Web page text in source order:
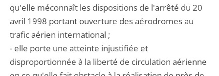
qu'elle méconnaît les dispositions de l'arrêté du 20
avril 1998 portant ouverture des aérodromes au
trafic aérien international ;
- elle porte une atteinte injustifiée et
disproportionnée à la liberté de circulation aérienne